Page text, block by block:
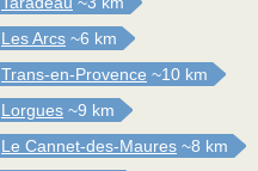
Les Arcs ~6 km
Trans-en-Provence ~10 km
Lorgues ~9 km
Le Cannet-des-Maures ~8 km